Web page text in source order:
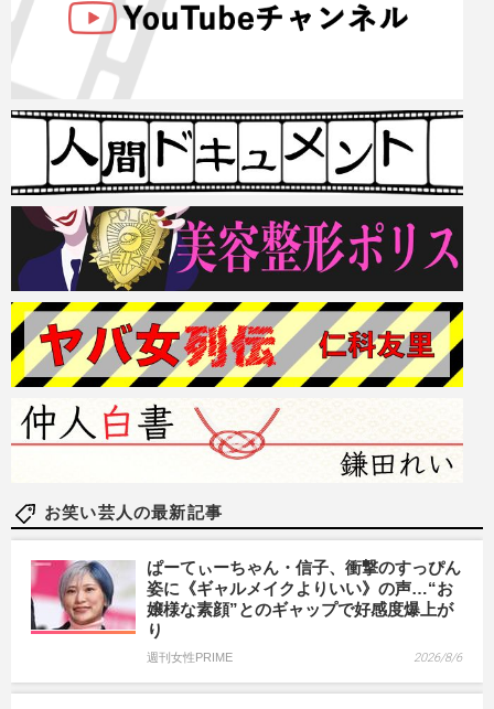
お笑い芸人の最新記事
ぱーてぃーちゃん・信子、衝撃のすっぴん
姿に《ギャルメイクよりいい》の声…“お
嬢様な素顔”とのギャップで好感度爆上が
り
週刊女性PRIME 2026/8/6